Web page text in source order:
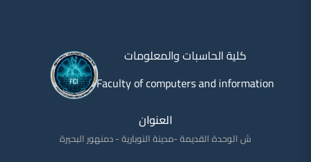
كلية الحاسبات والمعلومات
Faculty of computers and information
العنوان
ش الوحدة القديمة -مدينة النوبارية - دمنهور البحيرة